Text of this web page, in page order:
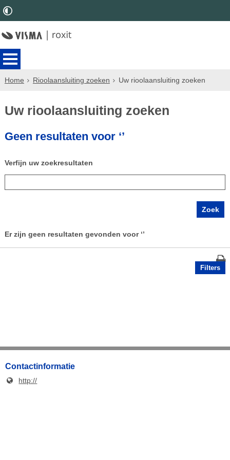
Home Rioolaansluiting zoeken Uw rioolaansluiting zoeken
Uw rioolaansluiting zoeken
Geen resultaten voor ‘’
Verfijn uw zoekresultaten
Er zijn geen resultaten gevonden voor ‘’
Filters
Contactinformatie
http://